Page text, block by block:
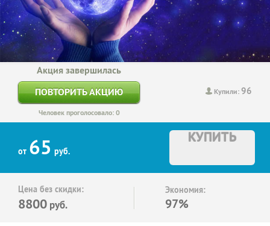
Купили:96
Акция завершилась
ПОВТОРИТЬ АКЦИЮ
Человек проголосовало: 0
от 65 руб.
КУПИТЬ
Цена без скидки:
8800 руб.
Экономия:
97%